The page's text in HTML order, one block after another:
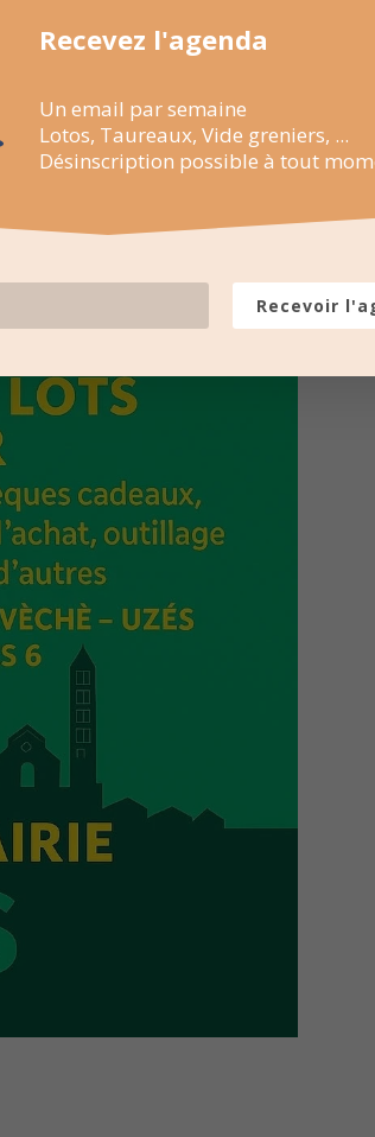
Recevez l'agenda
Un email par semaine
Lotos, Taureaux, Vide greniers, ...
Désinscription possible à tout
Recevoir